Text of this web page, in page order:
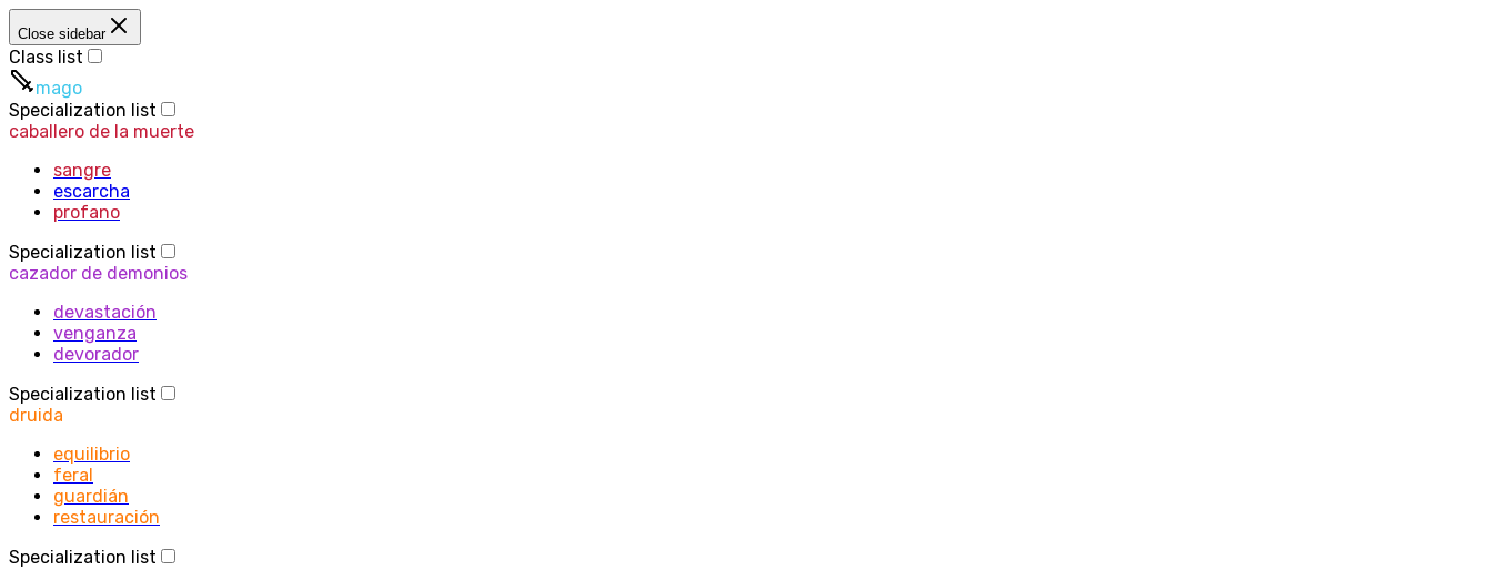
Close sidebar
Class list
mago
Specialization list
caballero de la muerte
sangre
escarcha
profano
Specialization list
cazador de demonios
devastación
venganza
devorador
Specialization list
druida
equilibrio
feral
guardián
restauración
Specialization list